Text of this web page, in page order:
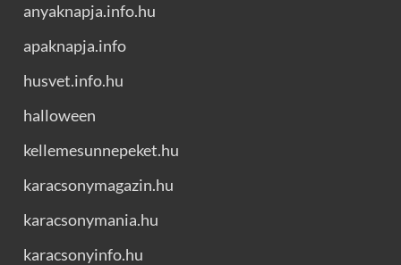
anyaknapja.info.hu
apaknapja.info
husvet.info.hu
halloween
kellemesunnepeket.hu
karacsonymagazin.hu
karacsonymania.hu
karacsonyinfo.hu